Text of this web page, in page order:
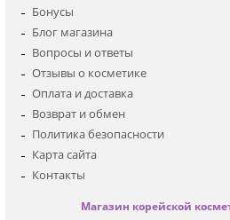
Наборы
Детская
Бонусы
Блог магазина
Вопросы и ответы
Отзывы о косметике
Оплата и доставка
Возврат и обмен
Политика безопасности
Карта сайта
Контакты
Магазин корейской